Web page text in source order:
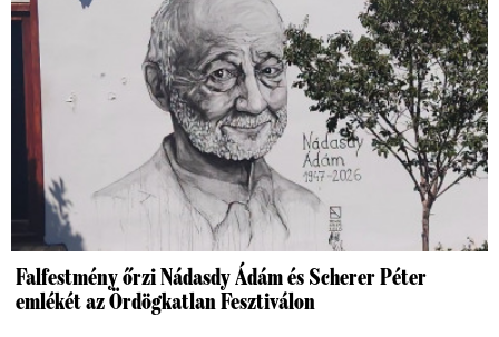
Falfestmény őrzi Nádasdy Ádám és Scherer Péter
emlékét az Ördögkatlan Fesztiválon